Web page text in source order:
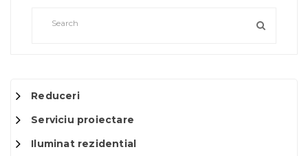
Reduceri
Serviciu proiectare
Iluminat rezidential